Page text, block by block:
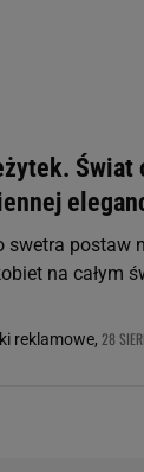
Świat
postaw
na całym
reklamowe, 28